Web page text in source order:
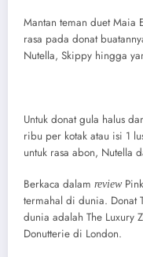
Mantan teman duet Maia
rasa pada donat
Nutella, Skippy hingga
Untuk donat gula halus
ribu per kotak atau isi 1
untuk rasa abon, Nutella
Berkaca dalam review
termahal di dunia. Donat
dunia adalah The Luxury
Donutterie di London.